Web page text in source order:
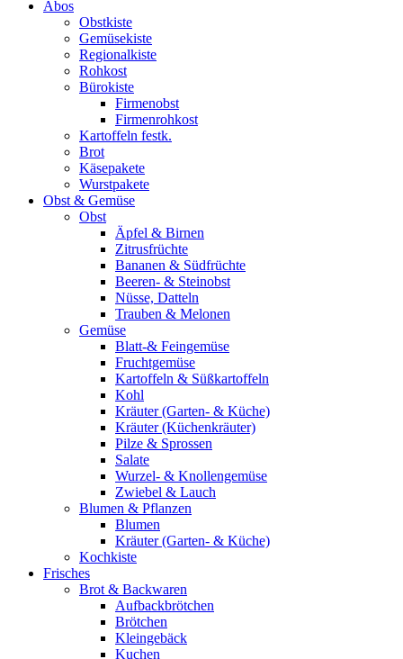
Abos
Obstkiste
Gemüsekiste
Regionalkiste
Rohkost
Bürokiste
Firmenobst
Firmenrohkost
Kartoffeln festk.
Brot
Käsepakete
Wurstpakete
Obst & Gemüse
Obst
Äpfel & Birnen
Zitrusfrüchte
Bananen & Südfrüchte
Beeren- & Steinobst
Nüsse, Datteln
Trauben & Melonen
Gemüse
Blatt-& Feingemüse
Fruchtgemüse
Kartoffeln & Süßkartoffeln
Kohl
Kräuter (Garten- & Küche)
Kräuter (Küchenkräuter)
Pilze & Sprossen
Salate
Wurzel- & Knollengemüse
Zwiebel & Lauch
Blumen & Pflanzen
Blumen
Kräuter (Garten- & Küche)
Kochkiste
Frisches
Brot & Backwaren
Aufbackbrötchen
Brötchen
Kleingebäck
Kuchen